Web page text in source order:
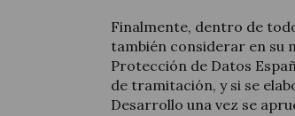
Finalmente, dentro de
también considerar en su
Protección de Datos
de tramitación, y si se
Desarrollo una vez se